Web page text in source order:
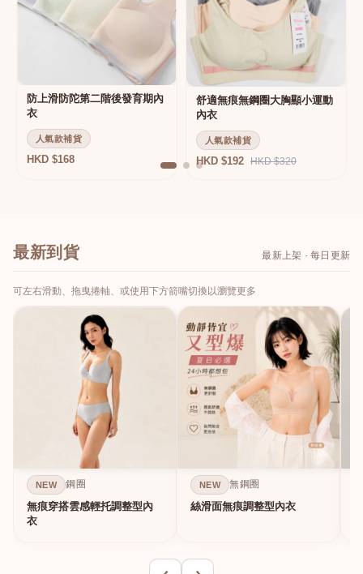
防上滑防陀第二階後發育期內
衣
人氣款補貨
HKD $168
舒適無痕無鋼圈大胸顯小運動
內衣
人氣款補貨
HKD $192 HKD $320
最新到貨 最新上架 · 每日更新
可左右滑動、拖曳捲軸、或使用下方箭嘴切換以瀏覽更多
NEW 鋼圈
無痕穿搭雲感輕托調整型內
衣
NEW 無鋼圈
絲滑面無痕調整型內衣